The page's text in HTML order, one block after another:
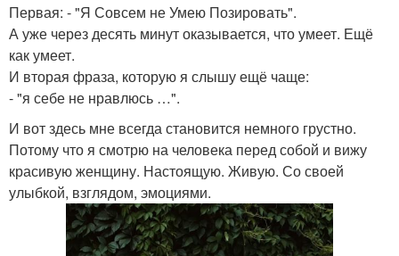
Первая: - "Я Совсем не Умею Позировать".
А уже через десять минут оказывается, что умеет. Ещё
как умеет.
И вторая фраза, которую я слышу ещё чаще:
- "я себе не нравлюсь …".
И вот здесь мне всегда становится немного грустно.
Потому что я смотрю на человека перед собой и вижу
красивую женщину. Настоящую. Живую. Со своей
улыбкой, взглядом, эмоциями.